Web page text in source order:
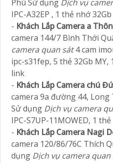
Phú Sử dụng Dịch vụ
IPC-A32EP , 1 thẻ nhớ
- Khách Lắp Camera a
camera 144/7 Bình Thới
camera quan sát4 cam
ipc-s31fep, 5 thẻ 32Gb
link
- Khách Lắp Camera chú
camera 9a đường 44,
Sử dụng Dịch vụ camera
IPC-S7UP-11MOWED, 1
- Khách Lắp Camera Nagi
camera 120/86/76C Thích
dụng Dịch vụ camera